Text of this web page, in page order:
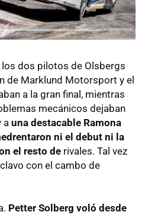
dos pilotos de Olsbergs
de Marklund Motorsport y el
a la gran final, mientras
mecánicos dejaban
a una destacable Ramona
ni el debut ni la
el resto de rivales. Tal vez
con el cambo de
Petter Solberg voló desde